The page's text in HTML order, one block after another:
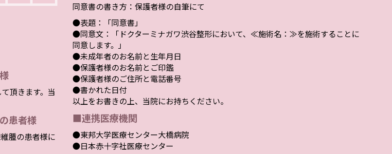
頂きます。当
患者様
腫の患者様に
同意書の書き方：保護者様の自筆にて
●表題：「同意書」
●同意文：「ドクターミナガワ渋谷整形において、≪施術名：≫を施術することに
同意します。」
●未成年者のお名前と生年月日
●保護者様のお名前とご印鑑
●保護者様のご住所と電話番号
●書かれた日付
以上をお書きの上、当院にお持ちください。
■連携医療機関
●東邦大学医療センター大橋病院
●日本赤十字社医療センター